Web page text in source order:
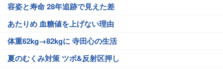
容姿と寿命 28年追跡で見えた差
あたりめ 血糖値を上げない理由
体重62kg→82kgに 寺田心の生活
夏のむくみ対策 ツボ&反射区押し